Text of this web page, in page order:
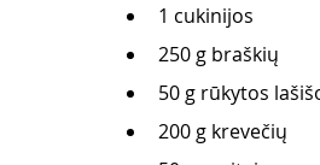
1 cukinijos
250 g braškių
50 g rūkytos
200 g krevečių